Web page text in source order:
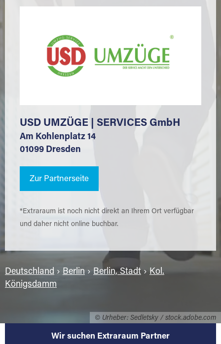
© Urheber: Sedletsky / stock.adobe.com
USD UMZÜGE | SERVICES GmbH
Am Kohlenplatz 14
01099 Dresden
Zur Partnerseite
*Extraraum ist noch nicht direkt an Ihrem Ort verfügbar
und daher nicht online buchbar.
Deutschland › Berlin › Berlin, Stadt › Kol.
Königsdamm
Wir suchen Extraraum Partner